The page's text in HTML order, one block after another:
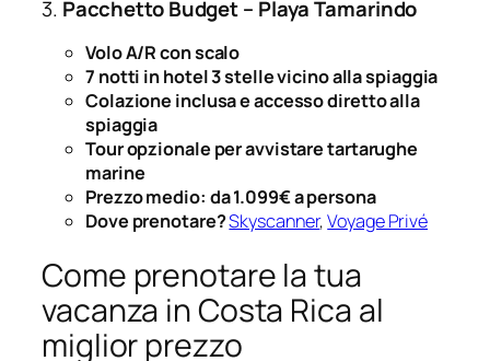
3. Pacchetto Budget – Playa Tamarindo
Volo A/R con scalo
7 notti in hotel 3 stelle vicino alla spiaggia
Colazione inclusa e accesso diretto alla
spiaggia
Tour opzionale per avvistare tartarughe
marine
Prezzo medio: da 1.099€ a persona
Dove prenotare?Skyscanner,Voyage Privé
Come prenotare la tua
vacanza in Costa Rica al
miglior prezzo